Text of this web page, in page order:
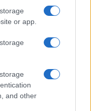
or app.
and other
$16.49